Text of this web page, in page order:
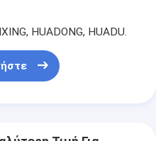
HUADONG, HUADU.